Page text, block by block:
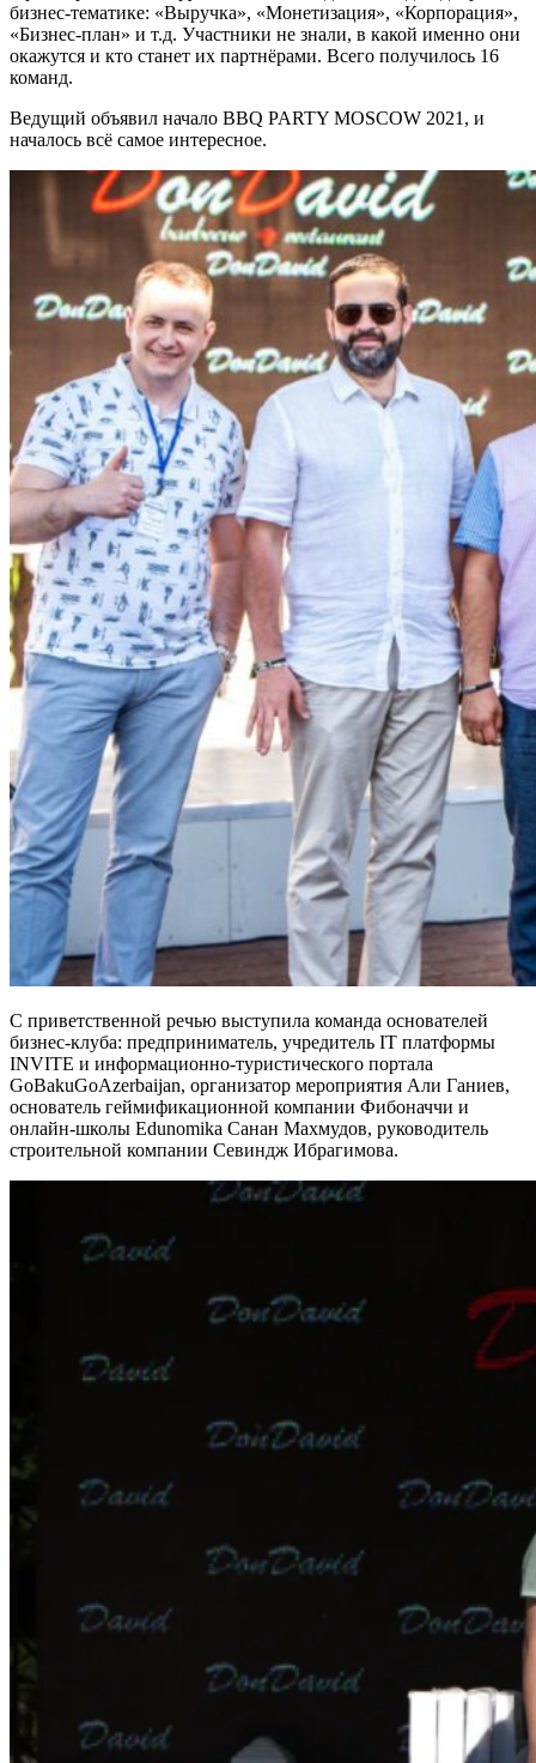
бизнес-тематике: «Выручка», «Монетизация», «Корпорация»,
«Бизнес-план» и т.д. Участники не знали, в какой именно они
окажутся и кто станет их партнёрами. Всего получилось 16
команд.
Ведущий объявил начало BBQ PARTY MOSCOW 2021, и
началось всё самое интересное.
С приветственной речью выступила команда основателей
бизнес-клуба: предприниматель, учредитель IT платформы
INVITE и информационно-туристического портала
GoBakuGoAzerbaijan, организатор мероприятия Али Ганиев,
основатель геймификационной компании Фибоначчи и
онлайн-школы Edunomika Санан Махмудов, руководитель
строительной компании Севиндж Ибрагимова.